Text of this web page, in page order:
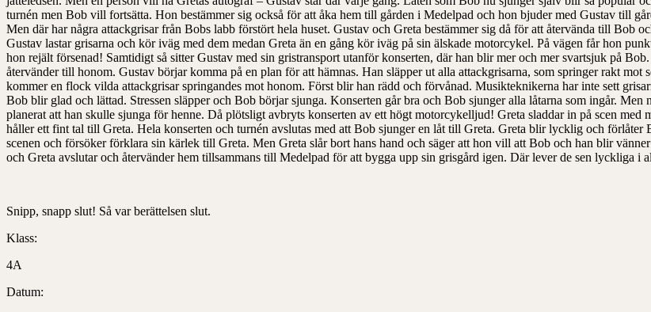
turnén men Bob vill fortsätta. Hon bestämmer sig också för att åka hem till gården i Medelpad och hon bjuder med Gustav till
Men där har några attackgrisar från Bobs labb förstört hela huset. Gustav och Greta bestämmer sig då för att återvända till Bob
Gustav lastar grisarna och kör iväg med dem medan Greta än en gång kör iväg på sin älskade motorcykel. På vägen får hon
hon rejält försenad! Samtidigt så sitter Gustav med sin gristransport utanför konserten, där han blir mer och mer svartsjuk på
återvänder till honom. Gustav börjar komma på en plan för att hämnas. Han släpper ut alla attackgrisarna, som springer rakt mot
kommer en flock vilda attackgrisar springandes mot honom. Först blir han rädd och förvånad. Musikteknikerna har inte sett
Bob blir glad och lättad. Stressen släpper och Bob börjar sjunga. Konserten går bra och Bob sjunger alla låtarna som ingår.
planerat att han skulle sjunga för henne. Då plötsligt avbryts konserten av ett högt motorcykelljud! Greta sladdar in på scen
håller ett fint tal till Greta. Hela konserten och turnén avslutas med att Bob sjunger en låt till Greta. Greta blir lycklig och
scenen och försöker förklara sin kärlek till Greta. Men Greta slår bort hans hand och säger att hon vill att Bob och han blir
och Greta avslutar och återvänder hem tillsammans till Medelpad för att bygga upp sin grisgård igen. Där lever de sen lyckliga i
Snipp, snapp slut! Så var berättelsen slut.
Klass:
4A
Datum: